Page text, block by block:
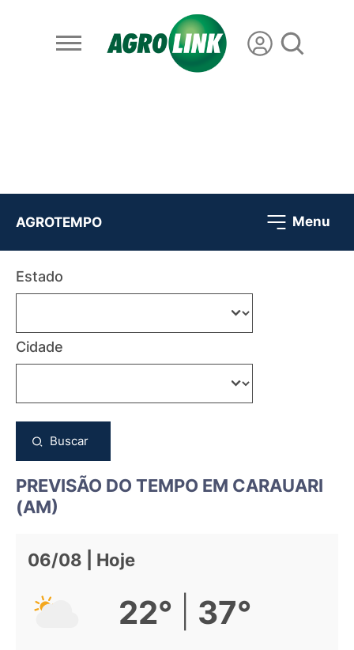
AGROTEMPO Menu
Estado
Cidade
Buscar
PREVISÃO DO TEMPO EM CARAUARI
(AM)
06/08 | Hoje
22° 37°